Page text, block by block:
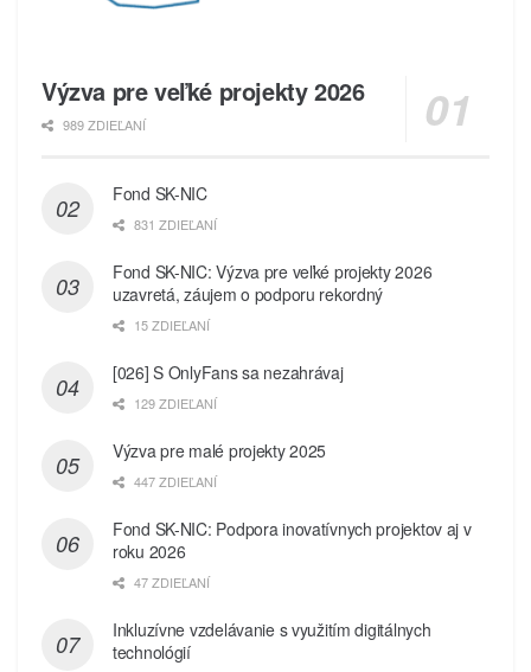
Výzva pre veľké projekty 2026
989 ZDIEĽANÍ
Fond SK-NIC
831 ZDIEĽANÍ
Fond SK-NIC: Výzva pre veľké projekty 2026
uzavretá, záujem o podporu rekordný
15 ZDIEĽANÍ
[026] S OnlyFans sa nezahrávaj
129 ZDIEĽANÍ
Výzva pre malé projekty 2025
447 ZDIEĽANÍ
Fond SK-NIC: Podpora inovatívnych projektov aj v
roku 2026
47 ZDIEĽANÍ
Inkluzívne vzdelávanie s využitím digitálnych
technológií